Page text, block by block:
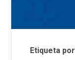
Etiqueta